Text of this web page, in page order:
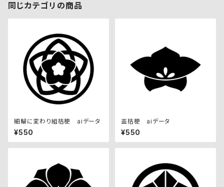
同じカテゴリの商品
細輪に変わり組桔梗 aiデータ
¥550
盃桔梗 aiデータ
¥550